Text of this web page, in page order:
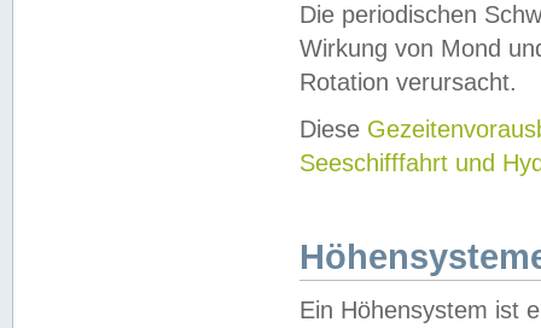
Die periodischen
Wirkung von Mond
Rotation verursacht.
Diese
Seeschifffahrt und
Ein Höhensystem ist